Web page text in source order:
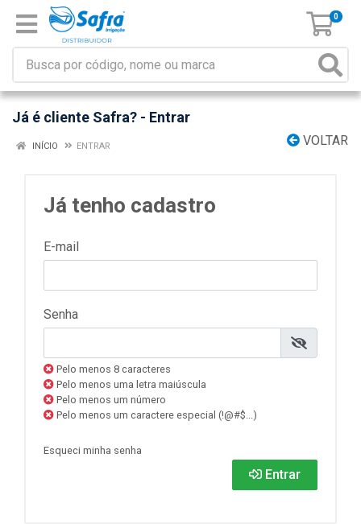
0
Já é cliente Safra? - Entrar
VOLTAR
INÍCIO ENTRAR
Já tenho cadastro
E-mail
Senha
Pelo menos 8 caracteres
Pelo menos uma letra maiúscula
Pelo menos um número
Pelo menos um caractere especial (!@#$...)
Esqueci minha senha
Entrar